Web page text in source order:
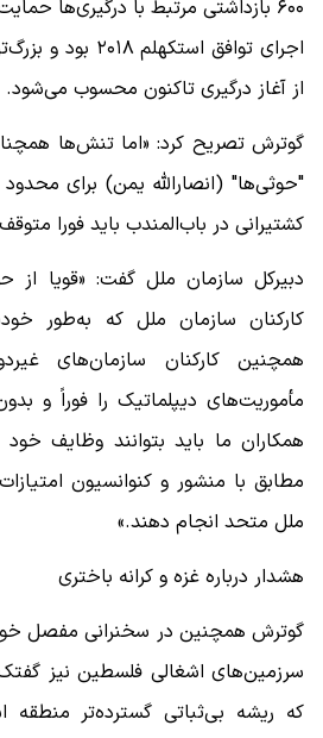
۶۰۰ بازداشتی مرتبط با درگیری‌ها
اجرای توافق
از آغاز درگیری تاکنون محسوب می‌شود.
گوترش تصریح کرد: «اما تنش‌ها
"حوثی‌ها" (انصارالله یمن) برای
کشتیرانی در باب‌المندب باید فورا
دبیرکل سازمان ملل گفت: «قویا از
کارکنان سازمان ملل که به‌طور
همچنین کارکنان سازمان‌های
مأموریت‌های دیپلماتیک را فوراً و
همکاران ما باید بتوانند وظایف
مطابق با منشور و کنوانسیون
ملل متحد انجام دهند.»
هشدار درباره غزه و کرانه باختری
گوترش همچنین در سخنرانی مفصل خود
سرزمین‌های اشغالی فلسطین نیز گفتک
که ریشه بی‌ثباتی گسترده‌تر منطقه